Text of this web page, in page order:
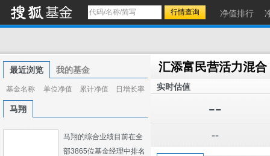
净值排行
最近浏览 我的基金
基金名称 单位净值 累计净值 日增长率
马翔
马翔的综合业绩目前在全
部3865位基金经理中排名
汇添富民营活力混合
实时估值
--
--